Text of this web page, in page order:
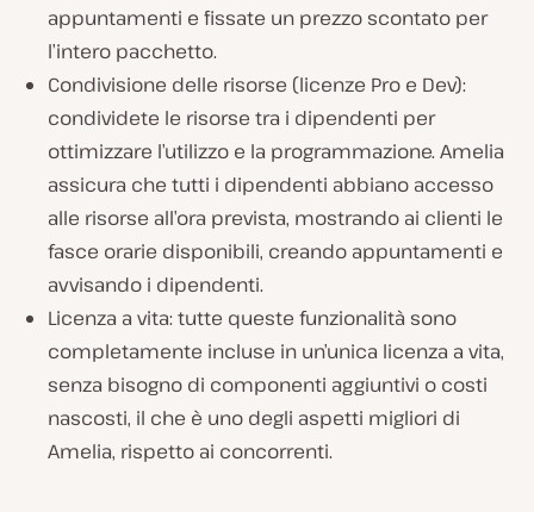
appuntamenti e fissate un prezzo scontato per
l’intero pacchetto.
Condivisione delle risorse (licenze Pro e Dev):
condividete le risorse tra i dipendenti per
ottimizzare l’utilizzo e la programmazione. Amelia
assicura che tutti i dipendenti abbiano accesso
alle risorse all’ora prevista, mostrando ai clienti le
fasce orarie disponibili, creando appuntamenti e
avvisando i dipendenti.
Licenza a vita: tutte queste funzionalità sono
completamente incluse in un’unica licenza a vita,
senza bisogno di componenti aggiuntivi o costi
nascosti, il che è uno degli aspetti migliori di
Amelia, rispetto ai concorrenti.